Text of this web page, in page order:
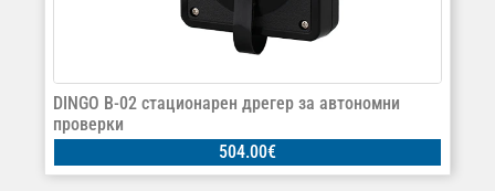
DINGO B-02 стационарен дрегер за автономни
проверки
504.00€